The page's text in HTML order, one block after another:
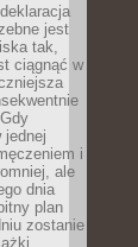
jest
tak,
ciągnąć w
jednej
i
ale
dnia
plan
zostanie